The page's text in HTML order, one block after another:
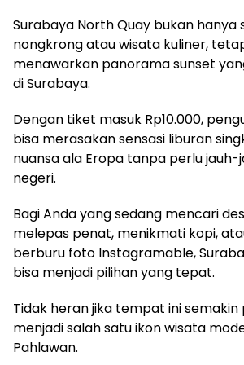
Surabaya North Quay bukan
nongkrong atau wisata kuliner,
menawarkan panorama sunset
di Surabaya.
Dengan tiket masuk Rp10.000,
bisa merasakan sensasi liburan
nuansa ala Eropa tanpa perlu jauh-
negeri.
Bagi Anda yang sedang mencari
melepas penat, menikmati kopi,
berburu foto Instagramable,
bisa menjadi pilihan yang tepat.
Tidak heran jika tempat ini
menjadi salah satu ikon wisata
Pahlawan.